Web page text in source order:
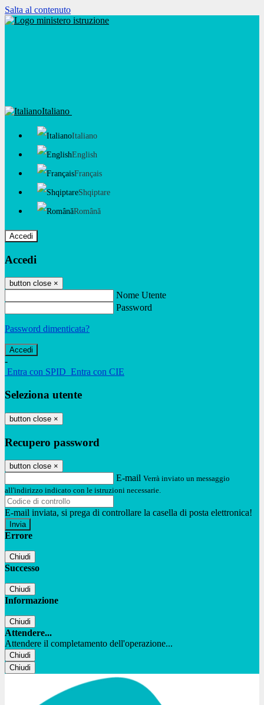
Salta al contenuto
Italiano
Italiano
English
Français
Shqiptare
Română
Accedi
Accedi
button close ×
Nome Utente
Password
Password dimenticata?
-
Entra con SPID Entra con CIE
Seleziona utente
button close ×
Recupero password
button close ×
E-mail Verrà inviato un messaggio
all'indirizzo indicato con le istruzioni necessarie.
E-mail inviata, si prega di controllare la casella di posta elettronica!
Errore
Chiudi
Successo
Chiudi
Informazione
Chiudi
Attendere...
Attendere il completamento dell'operazione...
Chiudi
Chiudi